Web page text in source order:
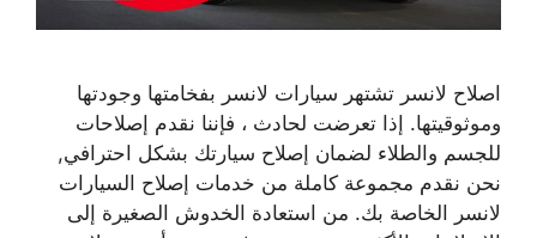
اصلاح لانسر تشتهر سيارات لانسر بفخامتها وجودتها
وموثوقيتها. إذا تعرضت لحادث ، فإننا نقدم إصلاحات
للجسم والطلاء لضمان إصلاح سيارتك بشكل احترافي,
نحن نقدم مجموعة كاملة من خدمات إصلاح السيارات
لانسر الخاصة بك. من استعادة الخدوش الصغيرة إلى